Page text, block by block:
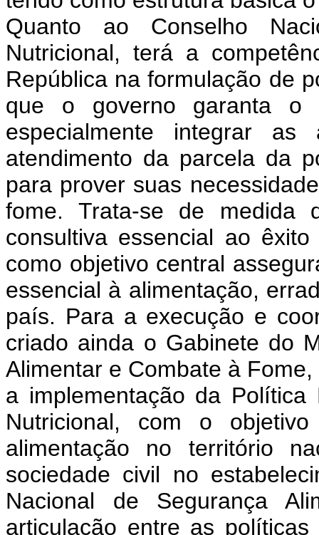
Quanto ao Conselho
Nutricional, terá a
República na formulação de
que o governo garanta o
especialmente integrar as
atendimento da parcela da
para prover suas
fome. Trata-se de medida
consultiva essencial ao
como objetivo central
essencial à alimentação,
país. Para a execução e
criado ainda o Gabinete do
Alimentar e Combate à
a implementação da
Nutricional, com o
alimentação no território
sociedade civil no
Nacional de Segurança
articulação entre as